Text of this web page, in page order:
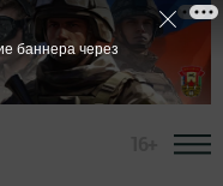
баннера через